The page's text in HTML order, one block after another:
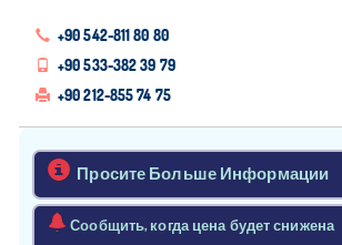
+90 542-811 80 80
+90 533-382 39 79
+90 212-855 74 75
Просите Больше Информации
Сообщить, когда цена будет снижена